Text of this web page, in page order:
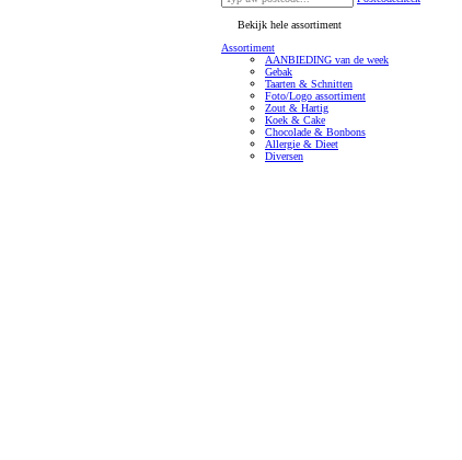
Bekijk hele assortiment
Assortiment
AANBIEDING van de week
Gebak
Taarten & Schnitten
Foto/Logo assortiment
Zout & Hartig
Koek & Cake
Chocolade & Bonbons
Allergie & Dieet
Diversen